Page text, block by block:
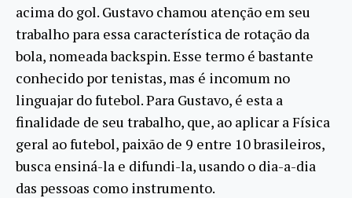
acima do gol. Gustavo chamou atenção em seu
trabalho para essa característica de rotação da
bola, nomeada backspin. Esse termo é bastante
conhecido por tenistas, mas é incomum no
linguajar do futebol. Para Gustavo, é esta a
finalidade de seu trabalho, que, ao aplicar a Física
geral ao futebol, paixão de 9 entre 10 brasileiros,
busca ensiná-la e difundi-la, usando o dia-a-dia
das pessoas como instrumento.